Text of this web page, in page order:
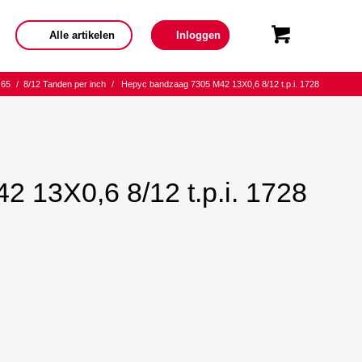
Alle artikelen Inloggen
/ 8/12 Tanden per inch / Hepyc bandzaag 7305 M42 13X0,6 8/12 t.p.i. 1728
13X0,6 8/12 t.p.i. 1728